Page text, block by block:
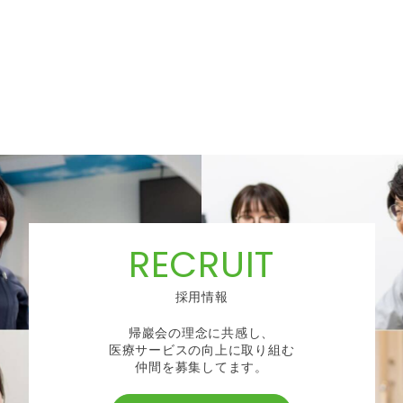
RECRUIT
採用情報
帰巖会の理念に共感し、
医療サービスの向上に取り組む
仲間を募集してます。